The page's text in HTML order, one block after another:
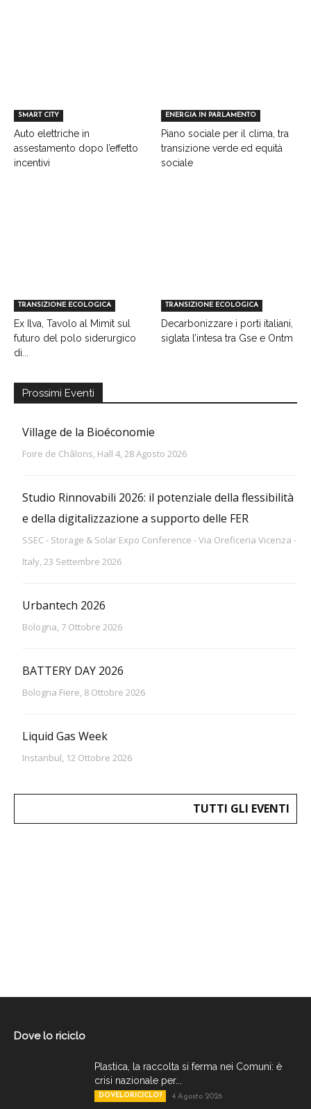
SMART CITY
Auto elettriche in
assestamento dopo l’effetto
incentivi
ENERGIA IN PARLAMENTO
Piano sociale per il clima, tra
transizione verde ed equità
sociale
TRANSIZIONE ECOLOGICA
Ex Ilva, Tavolo al Mimit sul
futuro del polo siderurgico
di...
TRANSIZIONE ECOLOGICA
Decarbonizzare i porti italiani,
siglata l’intesa tra Gse e Ontm
Prossimi Eventi
Village de la Bioéconomie
Foire de Châlons, Hall 4, 28 Agosto 2026
Studio Rinnovabili 2026: il potenziale della flessibilità
e della digitalizzazione a supporto delle FER
SSEC - Storage & Solar Expo Conference - Via Oreficeria Vicenza -
Italy, 23 Settembre 2026
Urbantech 2026
Bologna, 7 Ottobre 2026
BATTERY DAY 2026
Bologna Fiere, 8 Ottobre 2026
Liquid Gas Week
Instanbul, 12 Ottobre 2026
TUTTI GLI EVENTI
Dove lo riciclo
Plastica, la raccolta si ferma nei Comuni: è
crisi nazionale per...
DOVELORICICLO? 4 Agosto 2026